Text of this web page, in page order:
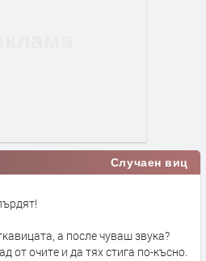
Случаен виц
а после чуваш звука?
от очите и да тях стига по-късно.